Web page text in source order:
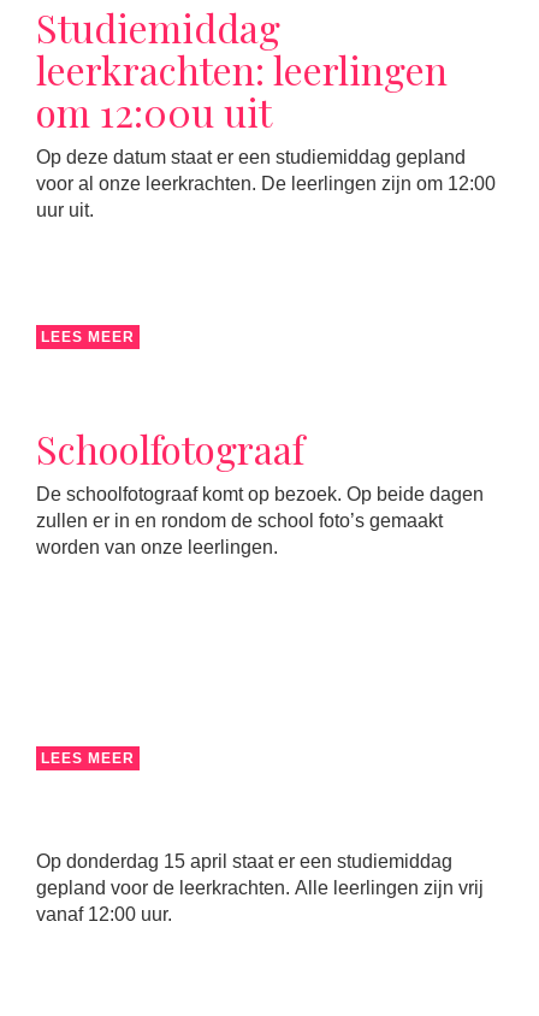
Studiemiddag
leerkrachten: leerlingen
om 12:00u uit
Op deze datum staat er een studiemiddag gepland
voor al onze leerkrachten. De leerlingen zijn om 12:00
uur uit.
LEES MEER
Schoolfotograaf
De schoolfotograaf komt op bezoek. Op beide dagen
zullen er in en rondom de school foto’s gemaakt
worden van onze leerlingen.
LEES MEER
Op donderdag 15 april staat er een studiemiddag
gepland voor de leerkrachten. Alle leerlingen zijn vrij
vanaf 12:00 uur.